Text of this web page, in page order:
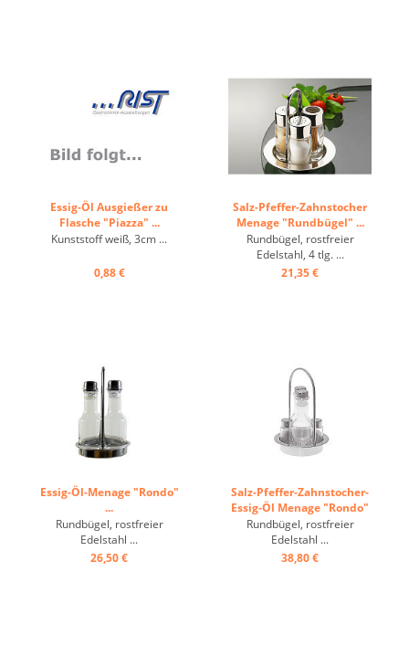
Essig-Öl Ausgießer zu
Flasche "Piazza" ...
Kunststoff weiß, 3cm ...
0,88 €
Salz-Pfeffer-Zahnstocher
Menage "Rundbügel" ...
Rundbügel, rostfreier
Edelstahl, 4 tlg. ...
21,35 €
Essig-Öl-Menage "Rondo"
...
Rundbügel, rostfreier
Edelstahl ...
26,50 €
Salz-Pfeffer-Zahnstocher-
Essig-Öl Menage "Rondo"
...
Rundbügel, rostfreier
Edelstahl ...
38,80 €